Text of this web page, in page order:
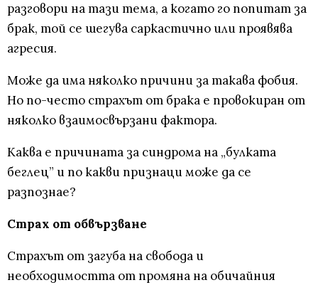
разговори на тази тема, а когато го попитат за
брак, той се шегува саркастично или проявява
агресия.
Може да има няколко причини за такава фобия.
Но по-често страхът от брака е провокиран от
няколко взаимосвързани фактора.
Каква е причината за синдрома на „булката
беглец” и по какви признаци може да се
разпознае?
Страх от обвързване
Страхът от загуба на свобода и
необходимостта от промяна на обичайния